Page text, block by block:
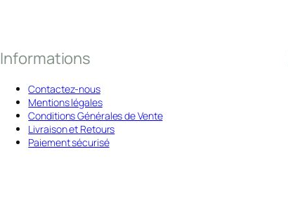
Informations
Contactez-nous
Mentions légales
Conditions Générales de Vente
Livraison et Retours
Paiement sécurisé